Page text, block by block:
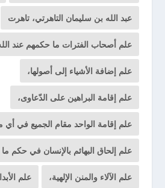
عبد الله بن سليمان التاهرتي، تاهرت
علم أصحاب الفترات ما حكمهم عند
علم إضافة الأشياء إلى أصولها،
علم إقامة البراهين على الدّعاوى،
علم إقامة الواحد مقام الجميع في
علم إلحاق البهائم بالإنسان في حكم
علم الآلاء والمنن الإلهية، علم